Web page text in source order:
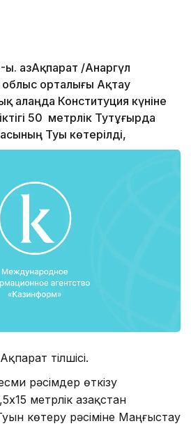
ҚазАқпарат /Анаргүл
облыс орталығы Ақтау
алаңда Конституция күніне
50 метрлік Тутұғырда
Туы көтерілді,
тілшісі.
рәсімдер өткізу
метрлік Қазақстан
көтеру рәсіміне Маңғыстау